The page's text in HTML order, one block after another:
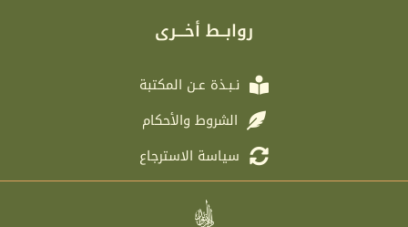
a
b
o
k
t
r
g
روابــط أخـــرى
نـبـذة عـن المكتبة
الشروط والأحكام
سياسة الاسترجاع